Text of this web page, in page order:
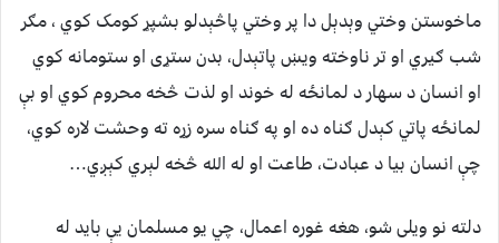
ماخوستن وختي وېدېل دا پر وختي پاڅېدلو بشپړ کومک کوي ، مګر
شب ګيري او تر ناوخته ويښ پاتېدل، بدن ستړی او ستومانه کوي
او انسان د سهار د لمانځه له خوند او لذت څخه محروم کوي او بې
لمانځه پاتي کېدل ګناه ده او په ګناه سره زړه ته وحشت لاره کوي،
چې انسان بیا د عبادت، طاعت او له الله څخه لېري کېږي…
دلته نو ویلی شو، هغه غوره اعمال، چي یو مسلمان یې باید له